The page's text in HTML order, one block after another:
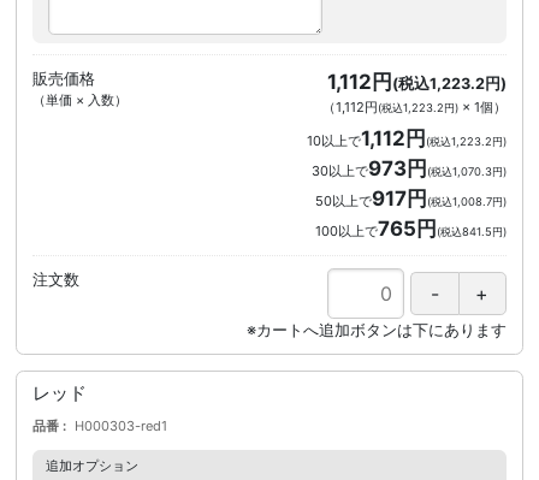
販売価格
（単価 × 入数）
1,112円 (税込1,223.2円)
（1,112円(税込1,223.2円)× 1個 ）
10以上で1,112円(税込1,223.2円)
30以上で973円(税込1,070.3円)
50以上で917円(税込1,008.7円)
100以上で765円(税込841.5円)
注文数
レッド
品番 H000303-red1
追加オプション